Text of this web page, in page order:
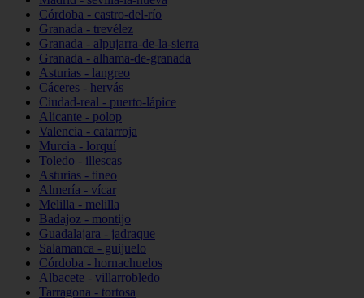
Córdoba - castro-del-río
Granada - trevélez
Granada - alpujarra-de-la-sierra
Granada - alhama-de-granada
Asturias - langreo
Cáceres - hervás
Ciudad-real - puerto-lápice
Alicante - polop
Valencia - catarroja
Murcia - lorquí
Toledo - illescas
Asturias - tineo
Almería - vícar
Melilla - melilla
Badajoz - montijo
Guadalajara - jadraque
Salamanca - guijuelo
Córdoba - hornachuelos
Albacete - villarrobledo
Tarragona - tortosa